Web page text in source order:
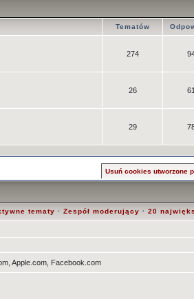
Tematów
274
26
29
Usuń cookies utworzone
tematy ·Zespół moderujący ·20
Apple.com, Facebook.com